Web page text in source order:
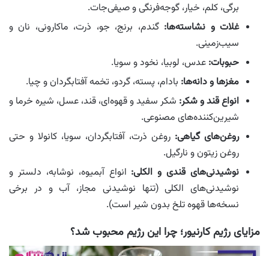
برگی، کلم، خیار، گوجه‌فرنگی و صیفی‌جات.
غلات و نشاسته‌ها: گندم، برنج، جو، ذرت، ماکارونی، نان و
سیب‌زمینی.
حبوبات: عدس، لوبیا، نخود و سویا.
مغزها و دانه‌ها: بادام، پسته، گردو، تخمه آفتابگردان و چیا.
انواع قند و شکر: شکر سفید و قهوه‌ای، قند، عسل، شیره خرما و
شیرین‌کننده‌های مصنوعی.
روغن‌های گیاهی: روغن ذرت، آفتابگردان، سویا، کانولا و حتی
روغن زیتون و نارگیل.
نوشیدنی‌های قندی و الکلی: انواع آبمیوه، نوشابه، دلستر و
نوشیدنی‌های الکلی (تنها نوشیدنی مجاز، آب و در برخی
نسخه‌ها قهوه تلخ بدون شیر است).
مزایای رژیم کارنیور؛ چرا این رژیم محبوب شد؟